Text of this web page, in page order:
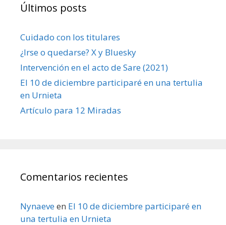
Últimos posts
Cuidado con los titulares
¿Irse o quedarse? X y Bluesky
Intervención en el acto de Sare (2021)
El 10 de diciembre participaré en una tertulia
en Urnieta
Artículo para 12 Miradas
Comentarios recientes
Nynaeveen El 10 de diciembre participaré en
una tertulia en Urnieta